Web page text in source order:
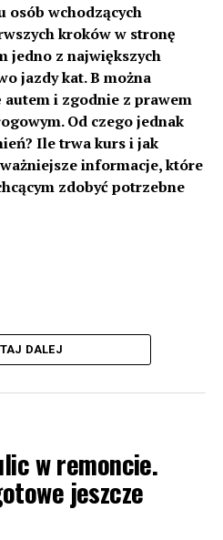
osób wchodzących
kroków w stronę
jedno z największych
jazdy kat. B można
i zgodnie z prawem
Od czego jednak
Ile trwa kurs i jak
informacje, które
zdobyć potrzebne
DALEJ
w remoncie.
jeszcze